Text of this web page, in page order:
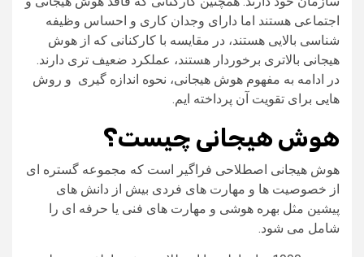
اجتماعی هستند اما دارای وجدان کاری و احساس وظیفه
شناسی بالایی هستند، در مقایسه با کارکنانی که از هوش
هیجانی بالاتری برخوردار هستند، عملکرد ضعیف‌ تری دارند.
در ادامه به مفهوم هوش هیجانی، نحوه اندازه‌ گیری و روش
هایی برای تقویت آن پرداخته ایم.
هوش هیجانی چیست؟
هوش هیجانی اصطلاحی فراگیر است که مجموعه گستره‌ ای
از خصوصیت‌ ها و مهارت‌ های فردی بیش از دانش‌ های
پیشین مثل بهره هوشی و مهارت‌ های فنی یا حرفه‌ ای را
شامل می شود.